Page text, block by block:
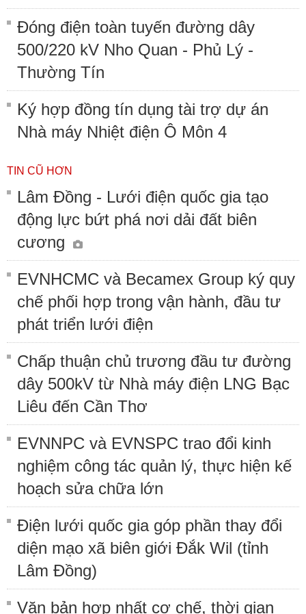
Đóng điện toàn tuyến đường dây
500/220 kV Nho Quan - Phủ Lý -
Thường Tín
Ký hợp đồng tín dụng tài trợ dự án
Nhà máy Nhiệt điện Ô Môn 4
TIN CŨ HƠN
Lâm Đồng - Lưới điện quốc gia tạo
động lực bứt phá nơi dải đất biên
cương
EVNHCMC và Becamex Group ký quy
chế phối hợp trong vận hành, đầu tư
phát triển lưới điện
Chấp thuận chủ trương đầu tư đường
dây 500kV từ Nhà máy điện LNG Bạc
Liêu đến Cần Thơ
EVNNPC và EVNSPC trao đổi kinh
nghiệm công tác quản lý, thực hiện kế
hoạch sửa chữa lớn
Điện lưới quốc gia góp phần thay đổi
diện mạo xã biên giới Đắk Wil (tỉnh
Lâm Đồng)
Văn bản hợp nhất cơ chế, thời gian